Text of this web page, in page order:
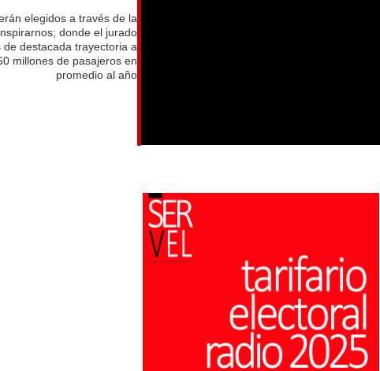
elegidos a través de la
donde el jurado
destacada trayectoria a
millones de pasajeros en
promedio al año